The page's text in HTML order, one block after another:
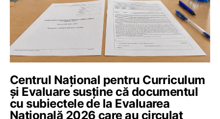
Centrul Național pentru Curriculum
și Evaluare susține că documentul
cu subiectele de la Evaluarea
Națională 2026 care au circulat